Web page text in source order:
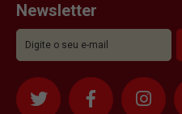
Newsletter